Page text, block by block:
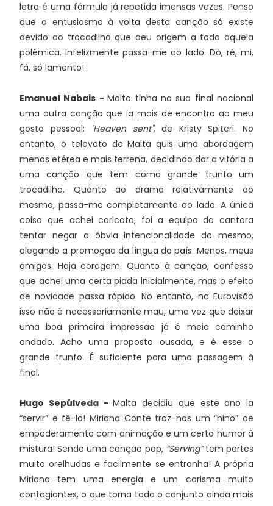
letra é uma fórmula já repetida imensas vezes. Penso
que o entusiasmo à volta desta canção só existe
devido ao trocadilho que deu origem a toda aquela
polémica. Infelizmente passa-me ao lado. Dó, ré, mi,
fá, só lamento!
Emanuel Nabais -Malta tinha na sua final nacional
uma outra canção que ia mais de encontro ao meu
gosto pessoal: "Heaven sent",de Kristy Spiteri. No
entanto, o televoto de Malta quis uma abordagem
menos etérea e mais terrena, decidindo dar a vitória a
uma canção que tem como grande trunfo um
trocadilho. Quanto ao drama relativamente ao
mesmo, passa-me completamente ao lado. A única
coisa que achei caricata, foi a equipa da cantora
tentar negar a óbvia intencionalidade do mesmo,
alegando a promoção da língua do país. Menos, meus
amigos. Haja coragem. Quanto à canção, confesso
que achei uma certa piada inicialmente, mas o efeito
de novidade passa rápido. No entanto, na Eurovisão
isso não é necessariamente mau, uma vez que deixar
uma boa primeira impressão já é meio caminho
andado. Acho uma proposta ousada, e é esse o
grande trunfo. É suficiente para uma passagem à
final.
Hugo Sepúlveda -Malta decidiu que este ano ia
“servir” e fê-lo! Miriana Conte traz-nos um “hino” de
empoderamento com animação e um certo humor à
mistura! Sendo uma canção pop, “Serving”tem partes
muito orelhudas e facilmente se entranha! A própria
Miriana tem uma energia e um carisma muito
contagiantes, o que torna todo o conjunto ainda mais